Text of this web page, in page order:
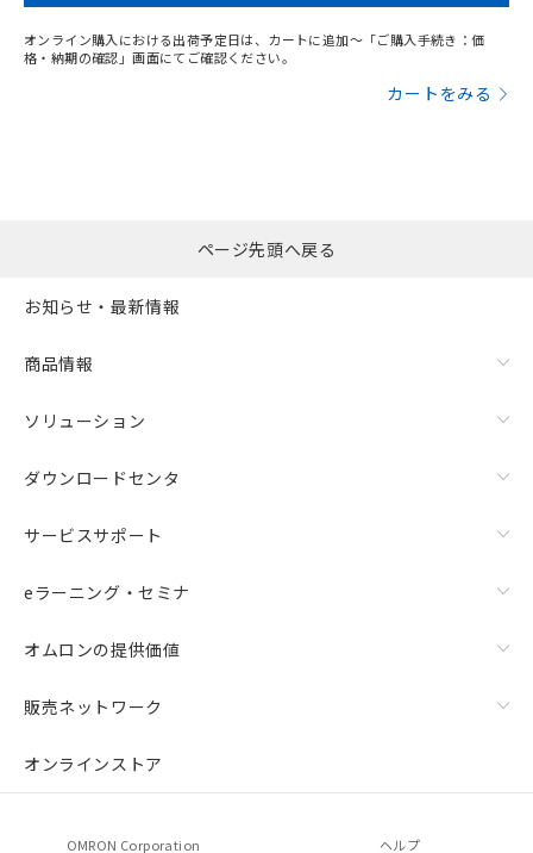
オンライン購入における出荷予定日は、カートに追加～「ご購入手続き：価
格・納期の確認」画面にてご確認ください。
カートをみる
ページ先頭へ戻る
お知らせ・最新情報
商品情報
ソリューション
ダウンロードセンタ
サービスサポート
eラーニング・セミナ
オムロンの提供価値
販売ネットワーク
オンラインストア
OMRON Corporation ヘルプ